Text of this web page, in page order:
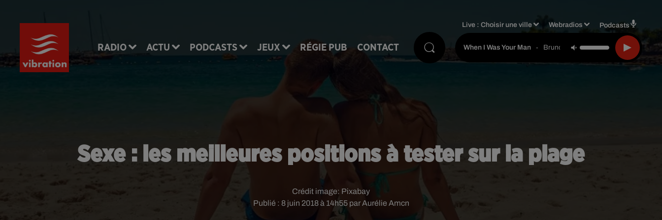
RADIO ACTU PODCASTS JEUX RÉGIE PUB CONTACT
Live :Choisir une ville Webradios Podcasts
When I Was Your Man - Bruno Mars
Sexe : les meilleures positions à tester sur la plage
Publié : 8 juin 2018 à 14h55 par Aurélie Amcn
Crédit image: Pixabay